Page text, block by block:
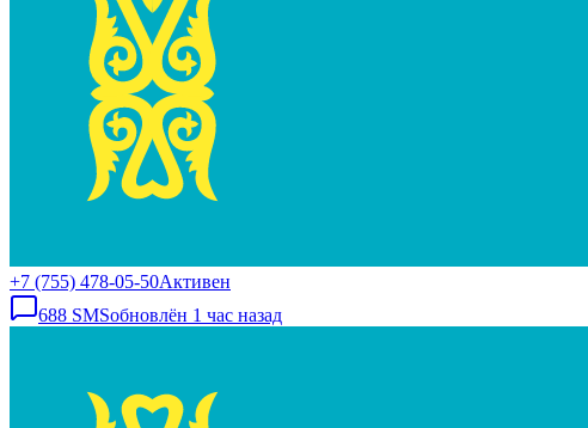
+7 (755) 478-05-50Активен
688 SMSобновлён 1 час назад